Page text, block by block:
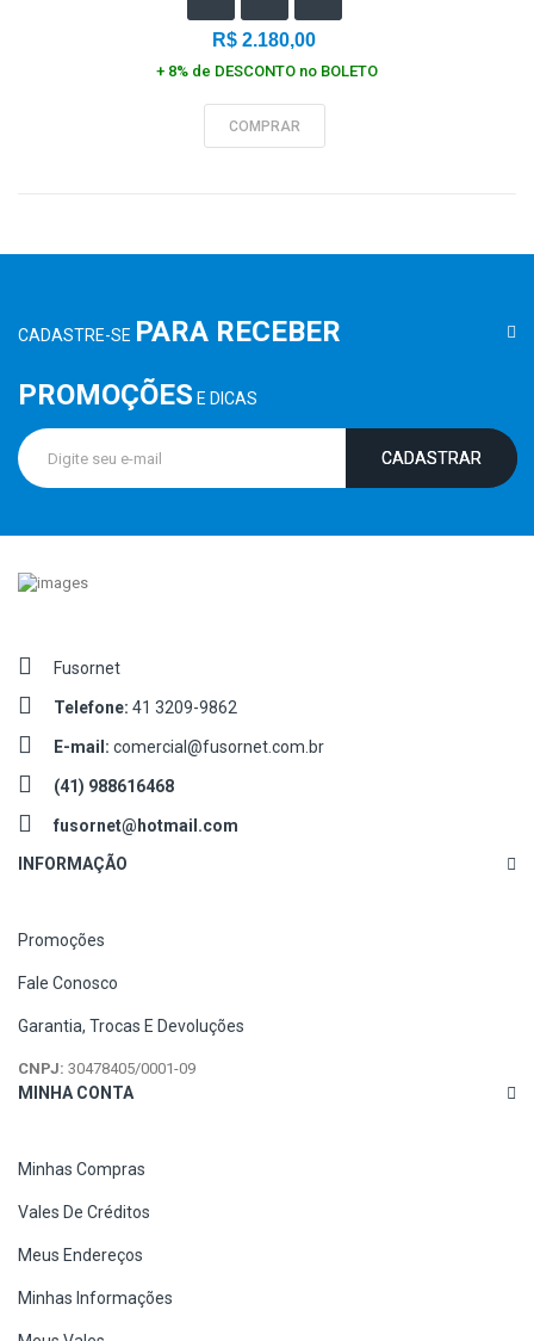
R$ 2.180,00
+ 8% de DESCONTO no BOLETO
COMPRAR
CADASTRE-SE PARA RECEBER
PROMOÇÕES E DICAS
CADASTRAR
Fusornet
Telefone: 41 3209-9862
E-mail: comercial@fusornet.com.br
(41) 988616468
fusornet@hotmail.com
INFORMAÇÃO
Promoções
Fale Conosco
Garantia, Trocas E Devoluções
CNPJ: 30478405/0001-09
MINHA CONTA
Minhas Compras
Vales De Créditos
Meus Endereços
Minhas Informações